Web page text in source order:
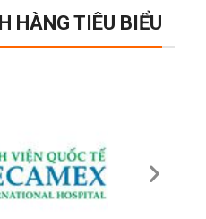
HÀNG TIÊU BIỂU